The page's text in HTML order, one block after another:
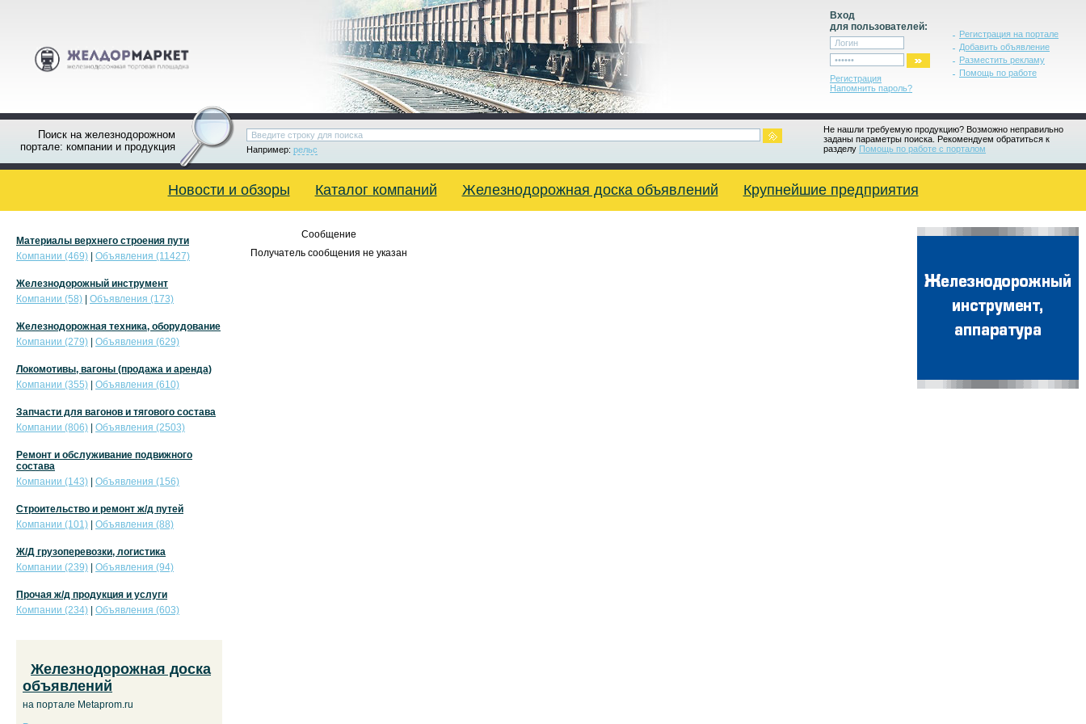
Вход
для пользователей:
Регистрация
Напомнить пароль?
Регистрация на портале
Добавить объявление
Разместить рекламу
Помощь по работе
Поиск на железнодорожном
портале: компании и продукция
Не нашли требуемую продукцию? Возможно неправильно
заданы параметры поиска. Рекомендуем обратиться к
разделу Помощь по работе с порталом
Например: рельс
Новости и обзоры Каталог компаний Железнодорожная доска объявлений Крупнейшие предприятия
Сообщение
Получатель сообщения не указан
Материалы верхнего строения пути
Компании (469)
Объявления (11427)
Железнодорожный инструмент
Компании (58)
Объявления (173)
Железнодорожная техника, оборудование
Компании (279)
Объявления (629)
Локомотивы, вагоны (продажа и аренда)
Компании (355)
Объявления (610)
Запчасти для вагонов и тягового состава
Компании (806)
Объявления (2503)
Ремонт и обслуживание подвижного
состава
Компании (143)
Объявления (156)
Строительство и ремонт ж/д путей
Компании (101)
Объявления (88)
Ж/Д грузоперевозки, логистика
Компании (239)
Объявления (94)
Прочая ж/д продукция и услуги
Компании (234)
Объявления (603)
Железнодорожная доска
объявлений
на портале Metaprom.ru